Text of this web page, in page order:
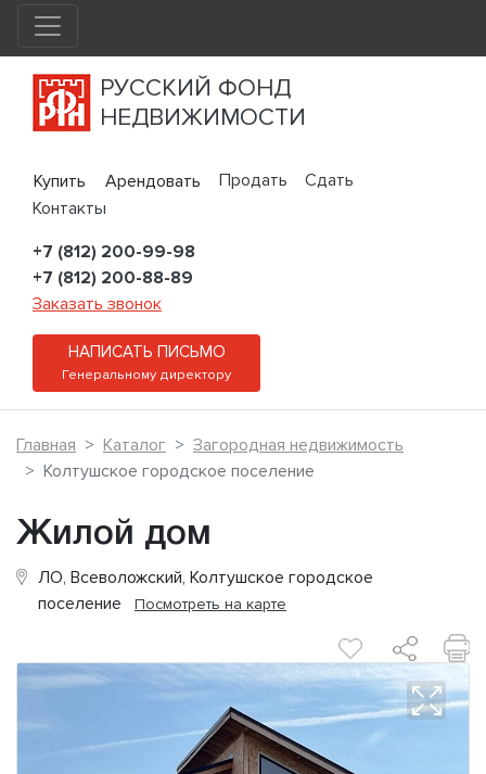
РУССКИЙ ФОНД
НЕДВИЖИМОСТИ
Купить Арендовать Продать
Сдать
Контакты
+7 (812) 200-99-98
+7 (812) 200-88-89
Заказать звонок
НАПИСАТЬ ПИСЬМО
Генеральному директору
Главная Каталог
Загородная недвижимость
Колтушское городское поселение
Жилой дом
ЛО, Всеволожский, Колтушское городское
поселение Посмотреть на карте